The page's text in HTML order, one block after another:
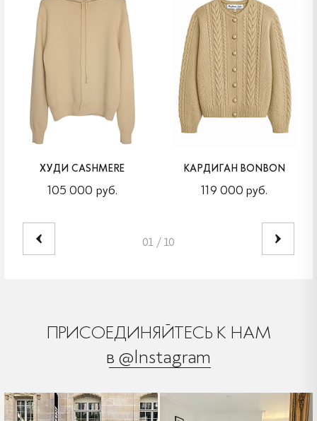
ХУДИ CASHMERE
105 000 руб.
КАРДИГАН BONBON
119 000 руб.
01 / 10
ПРИСОЕДИНЯЙТЕСЬ К НАМ
в @Instagram